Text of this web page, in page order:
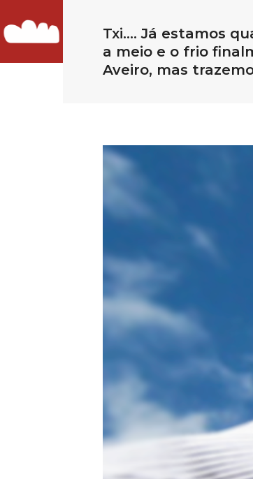
Txi…. Já estamos
a meio e o frio
Aveiro, mas